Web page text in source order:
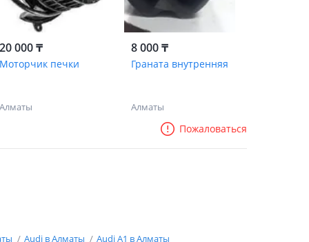
20 000 ₸
Моторчик печки
Алматы
8 000 ₸
Граната внутренняя
Алматы
Пожаловаться
Audi в Алматы Audi A1 в Алматы